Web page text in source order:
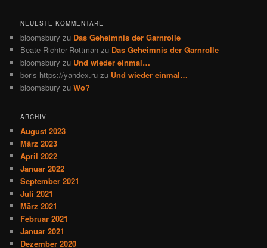
NEUESTE KOMMENTARE
bloomsbury zu Das Geheimnis der Garnrolle
Beate Richter-Rottman zu Das Geheimnis der Garnrolle
bloomsbury zu Und wieder einmal…
boris https://yandex.ru zu Und wieder einmal…
bloomsbury zuWo?
ARCHIV
August 2023
März 2023
April 2022
Januar 2022
September 2021
Juli 2021
März 2021
Februar 2021
Januar 2021
Dezember 2020